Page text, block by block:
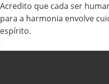
Acredito que cada ser
para a harmonia envolve
espírito.